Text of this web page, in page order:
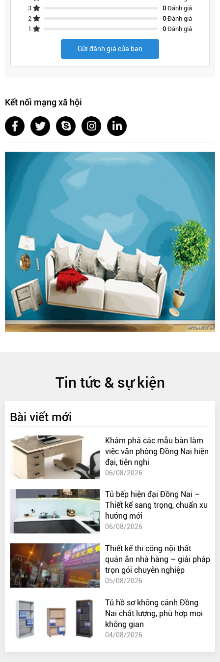
3
0Đánh giá
2
0Đánh giá
1
0Đánh giá
Gửi đánh giá của bạn
Kết nối mạng xã hội
Tin tức & sự kiện
Bài viết mới
Khám phá các mẫu bàn làm
việc văn phòng Đồng Nai hiện
đại, tiện nghi
06/08/2026
Tủ bếp hiện đại Đồng Nai –
Thiết kế sang trọng, chuẩn xu
hướng mới
06/08/2026
Thiết kế thi công nội thất
quán ăn nhà hàng – giải pháp
trọn gói chuyên nghiệp
05/08/2026
Tủ hồ sơ không cánh Đồng
Nai chất lượng, phù hợp mọi
không gian
04/08/2026